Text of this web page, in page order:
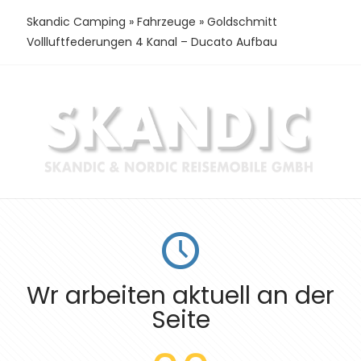
Skandic Camping » Fahrzeuge » Goldschmitt
Vollluftfederungen 4 Kanal – Ducato Aufbau
Wr arbeiten aktuell an der
Seite